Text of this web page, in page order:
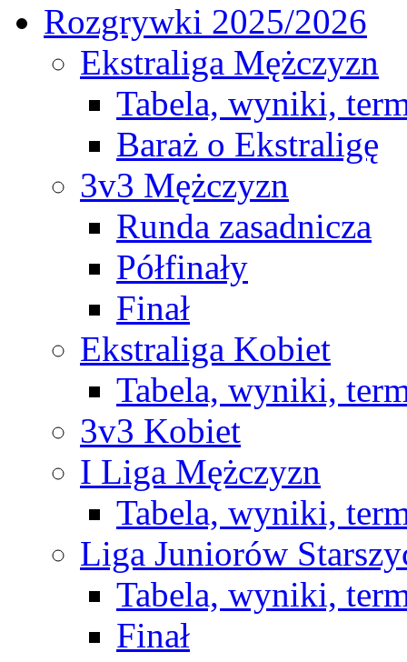
Rozgrywki 2025/2026
Ekstraliga Mężczyzn
Tabela, wyniki,
Baraż o Ekstraligę
3v3 Mężczyzn
Runda zasadnicza
Półfinały
Finał
Ekstraliga Kobiet
Tabela, wyniki,
3v3 Kobiet
I Liga Mężczyzn
Tabela, wyniki,
Liga Juniorów
Tabela, wyniki,
Finał